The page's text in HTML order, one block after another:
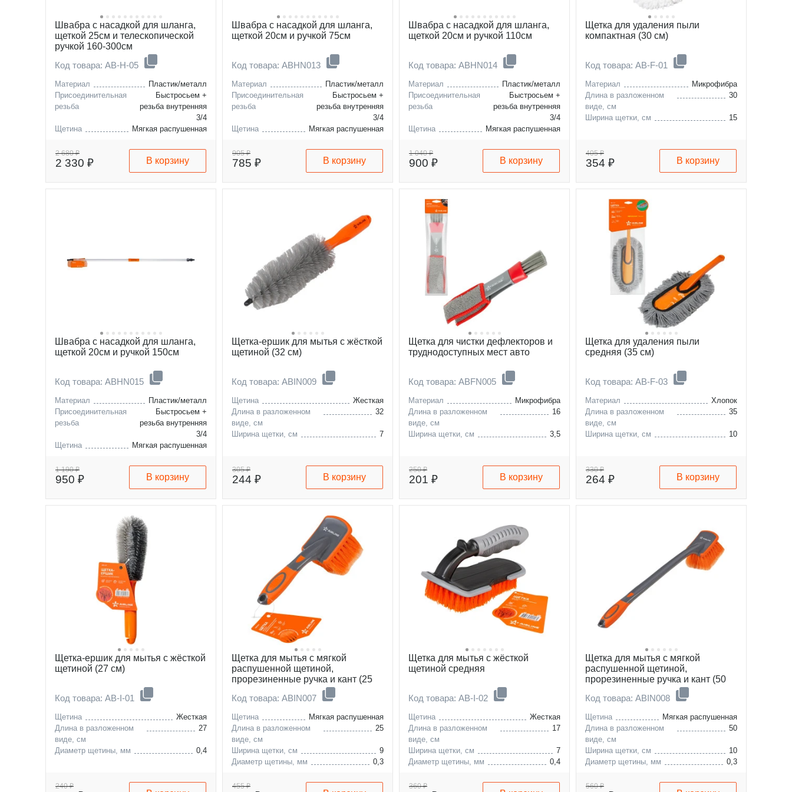
Швабра с насадкой для шланга,
щеткой 25см и телескопической
ручкой 160-300см
Код товара: AB-H-05
Материал
Пластик/металл
Присоединительная
резьба
Быстросьем +
резьба внутренняя
3/4
Щетина
Мягкая распушенная
виде, см
2 680 ₽
2 330 ₽ В корзину
Швабра с насадкой для шланга,
щеткой 20см и ручкой 75см
Код товара: ABHN013
Материал
Пластик/металл
Присоединительная
резьба
Быстросьем +
резьба внутренняя
3/4
Щетина
Мягкая распушенная
виде, см
905 ₽
785 ₽ В корзину
Швабра с насадкой для шланга,
щеткой 20см и ручкой 110см
Код товара: ABHN014
Материал
Пластик/металл
Присоединительная
резьба
Быстросьем +
резьба внутренняя
3/4
Щетина
Мягкая распушенная
виде, см
1 040 ₽
900 ₽ В корзину
Щетка для удаления пыли
компактная (30 см)
Код товара: AB-F-01
Материал
Микрофибра
Длина в разложенном
виде, см
30
Ширина щетки, см 15
405 ₽
354 ₽ В корзину
Швабра с насадкой для шланга,
щеткой 20см и ручкой 150см
Код товара: ABHN015
Материал
Пластик/металл
Присоединительная
резьба
Быстросьем +
резьба внутренняя
3/4
Щетина
Мягкая распушенная
виде, см
1 190 ₽
950 ₽ В корзину
Щетка-ершик для мытья с жёсткой
щетиной (32 см)
Код товара: ABIN009
Щетина
Жесткая
Длина в разложенном
виде, см
32
Ширина щетки, см 7
305 ₽
244 ₽ В корзину
Щетка для чистки дефлекторов и
труднодоступных мест авто
Код товара: ABFN005
Материал
Микрофибра
Длина в разложенном
виде, см
16
Ширина щетки, см 3,5
250 ₽
201 ₽ В корзину
Щетка для удаления пыли
средняя (35 см)
Код товара: AB-F-03
Материал
Хлопок
Длина в разложенном
виде, см
35
Ширина щетки, см 10
330 ₽
264 ₽ В корзину
Щетка-ершик для мытья с жёсткой
щетиной (27 см)
Код товара: AB-I-01
Щетина
Жесткая
Длина в разложенном
виде, см
27
Диаметр щетины, мм 0,4
240 ₽
Щетка для мытья с мягкой
распушенной щетиной,
прорезиненные ручка и кант (25
Код товара: ABIN007
Щетина
Мягкая распушенная
Длина в разложенном
виде, см
25
Ширина щетки, см
9
Диаметр щетины, мм
0,3
455 ₽
Щетка для мытья с жёсткой
щетиной средняя
Код товара: AB-I-02
Щетина
Жесткая
Длина в разложенном
виде, см
17
Ширина щетки, см
7
Диаметр щетины, мм
0,4
360 ₽
Щетка для мытья с мягкой
распушенной щетиной,
прорезиненные ручка и кант (50
Код товара: ABIN008
Щетина
Мягкая распушенная
Длина в разложенном
виде, см
50
Ширина щетки, см
10
Диаметр щетины, мм
0,3
560 ₽